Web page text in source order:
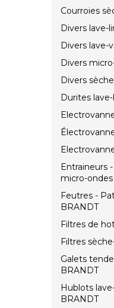
Courroies
Divers lave-
Divers lave-
Divers
Divers
Durites
Entraineurs
micro-
Feutres -
BRANDT
Filtres de
Filtres
Galets
BRANDT
Hublots
BRANDT